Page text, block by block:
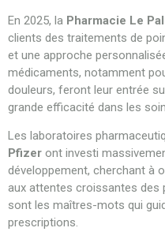
En 2025, la Pharmacie Le
clients des traitements de
et une approche
médicaments, notamment
douleurs, feront leur entrée
grande efficacité dans les
Les laboratoires
Pfizer ont investi
développement, cherchant à
aux attentes croissantes des
sont les maîtres-mots qui
prescriptions.